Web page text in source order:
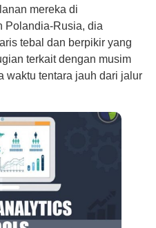
mereka di
Polandia-Rusia, dia
tebal dan berpikir yang
terkait dengan musim
waktu tentara jauh dari jalur